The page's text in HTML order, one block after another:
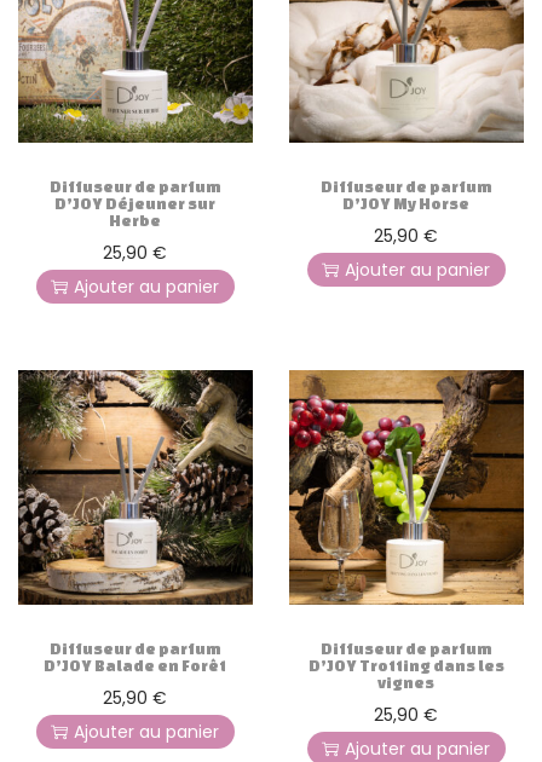
Diffuseur de parfum
D’JOY Déjeuner sur
Herbe
25,90€
Ajouter au panier
Diffuseur de parfum
D’JOY My Horse
25,90€
Ajouter au panier
Diffuseur de parfum
D’JOY Balade en Forêt
25,90€
Ajouter au panier
Diffuseur de parfum
D’JOY Trotting dans les
vignes
25,90€
Ajouter au panier